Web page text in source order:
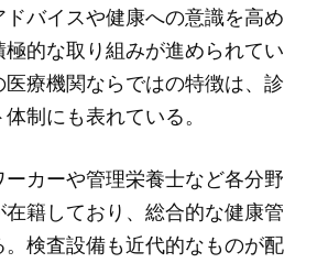
バイスや健康への意識を高め
的な取り組みが進められてい
療機関ならではの特徴は、診
制にも表れている。
カーや管理栄養士など各分野
籍しており、総合的な健康管
検査設備も近代的なものが配